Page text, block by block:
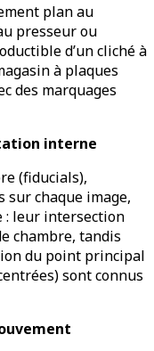
plan au
presseur ou
d’un cliché à
à plaques
des marquages
interne
(fiducials),
chaque image,
: leur intersection
chambre, tandis
du point principal
sont connus